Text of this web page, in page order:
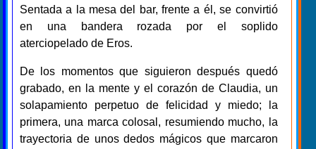
Sentada a la mesa del bar, frente a él, se convirtió
en una bandera rozada por el soplido
aterciopelado de Eros.
De los momentos que siguieron después quedó
grabado, en la mente y el corazón de Claudia, un
solapamiento perpetuo de felicidad y miedo; la
primera, una marca colosal, resumiendo mucho, la
trayectoria de unos dedos mágicos que marcaron